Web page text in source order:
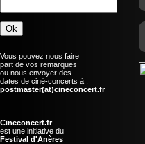
Vous pouvez nous faire
part de vos remarques
ou nous envoyer des
dates de ciné-concerts à :
postmaster(at)cineconcert.fr
Cineconcert.fr
est une initiative du
Festival d'Anères